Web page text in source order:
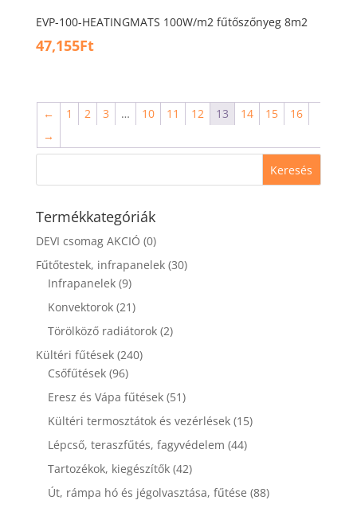
EVP-100-HEATINGMATS 100W/m2 fűtőszőnyeg 8m2
47,155Ft
← 1 2 3 … 10 11 12 13 14 15
16
→
Termékkategóriák
DEVI csomag AKCIÓ (0)
Fűtőtestek, infrapanelek (30)
Infrapanelek (9)
Konvektorok (21)
Törölköző radiátorok (2)
Kültéri fűtések (240)
Csőfűtések (96)
Eresz és Vápa fűtések (51)
Kültéri termosztátok és vezérlések (15)
Lépcső, teraszfűtés, fagyvédelem (44)
Tartozékok, kiegészítők (42)
Út, rámpa hó és jégolvasztása, fűtése (88)